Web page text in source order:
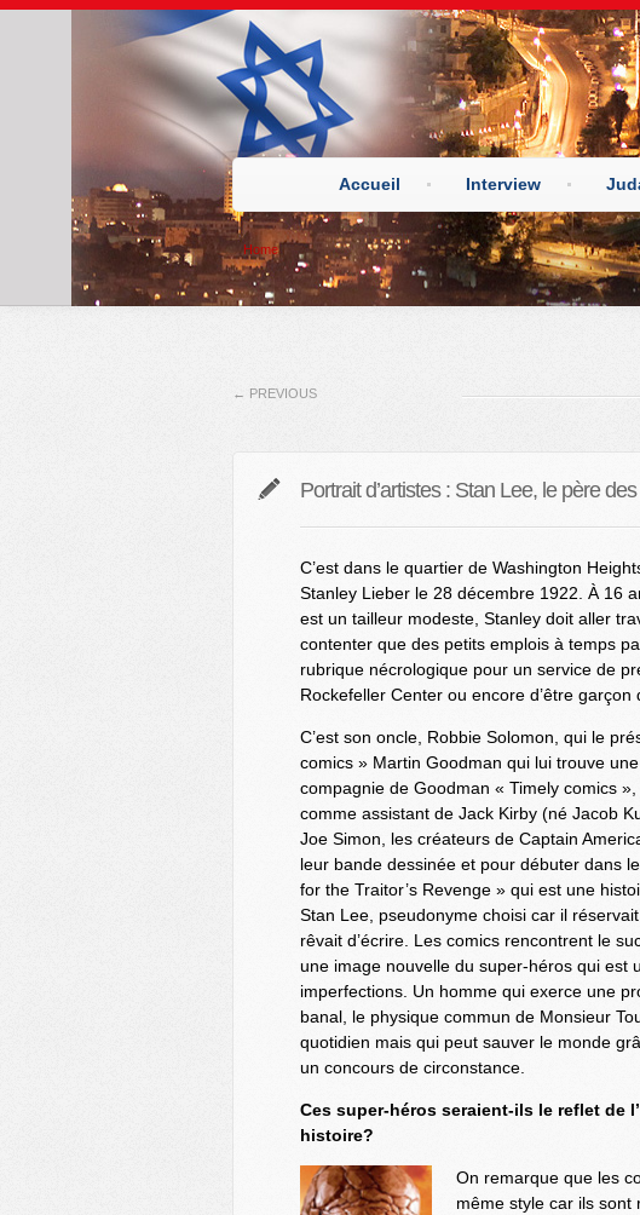
Accueil Interview
Home
← PREVIOUS
Portrait d’artistes : Stan Lee, le père
C’est dans le quartier de Washington
Stanley Lieber le 28 décembre 1922. À 16
est un tailleur modeste, Stanley doit aller
contenter que des petits emplois à temps
rubrique nécrologique pour un service de
Rockefeller Center ou encore d’être garçon
C’est son oncle, Robbie Solomon, qui le
comics » Martin Goodman qui lui trouve
compagnie de Goodman « Timely comics
comme assistant de Jack Kirby (né Jacob
Joe Simon, les créateurs de Captain
leur bande dessinée et pour débuter dans
for the Traitor’s Revenge » qui est une
Stan Lee, pseudonyme choisi car il
rêvait d’écrire. Les comics rencontrent le
une image nouvelle du super-héros qui est
imperfections. Un homme qui exerce une
banal, le physique commun de Monsieur
quotidien mais qui peut sauver le monde
un concours de circonstance.
Ces super-héros seraient-ils le reflet de
histoire?
On remarque que les
même style car ils sont